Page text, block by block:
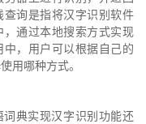
查询是指将汉字识别软件
，通过本地搜索方式实现
中，用户可以根据自己的
用哪种方式。
典实现汉字识别功能还